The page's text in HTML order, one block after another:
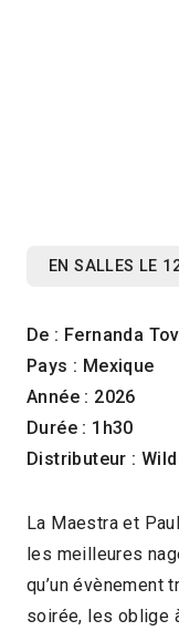
EN SALLES LE
De : Fernanda
Pays : Mexique
Année : 2026
Durée : 1h30
Distributeur :
La Maestra et
les meilleures
qu’un évènement
soirée, les oblige